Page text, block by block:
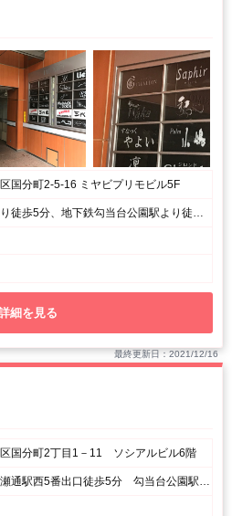
国分町2-5-16 ミヤビプリモビル5F
地下鉄広瀬通駅より徒歩5分、地下鉄勾当台公園駅より徒歩5分、JR仙台駅より徒歩20分
細を見る
最終更新日：2021/12/16
国分町2丁目1－11 ソシアルビル6階
地下鉄南北線 広瀬通駅西5番出口徒歩5分 勾当台公園駅南3番出口徒歩6分 / 国分町通を広瀬通側から入ってすぐのビル6階